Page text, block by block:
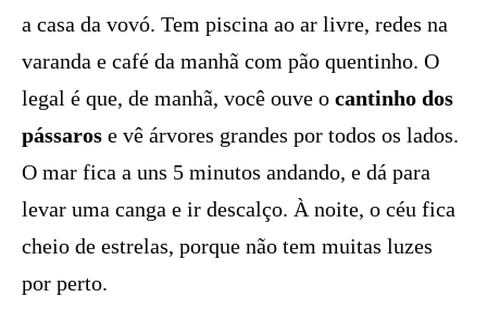
a casa da vovó. Tem piscina ao ar livre, redes na
varanda e café da manhã com pão quentinho. O
legal é que, de manhã, você ouve o cantinho dos
pássaros e vê árvores grandes por todos os lados.
O mar fica a uns 5 minutos andando, e dá para
levar uma canga e ir descalço. À noite, o céu fica
cheio de estrelas, porque não tem muitas luzes
por perto.